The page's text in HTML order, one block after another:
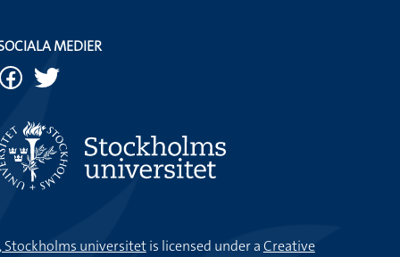
MEDIER
universitetis licensed under aCreative